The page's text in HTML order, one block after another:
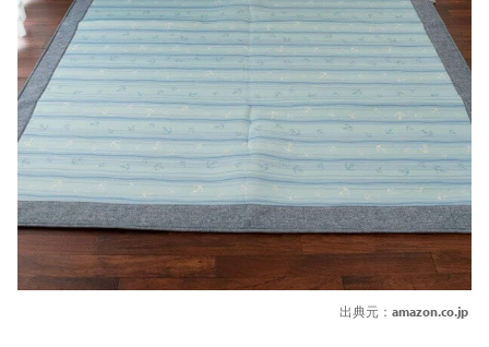
出典元： amazon.co.jp